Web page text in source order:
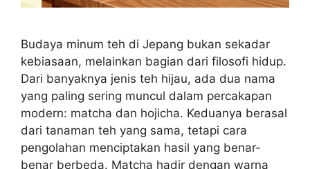
Budaya minum teh di Jepang bukan sekadar
kebiasaan, melainkan bagian dari filosofi hidup.
Dari banyaknya jenis teh hijau, ada dua nama
yang paling sering muncul dalam percakapan
modern: matcha dan hojicha. Keduanya berasal
dari tanaman teh yang sama, tetapi cara
pengolahan menciptakan hasil yang benar-
benar berbeda. Matcha hadir dengan warna